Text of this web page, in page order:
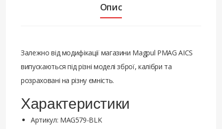
Опис
Залежно від модифікації магазини Magpul PMAG AICS
випускаються під різні моделі зброї, калібри та
розраховані на різну ємність.
Характеристики
Артикул: MAG579-BLK